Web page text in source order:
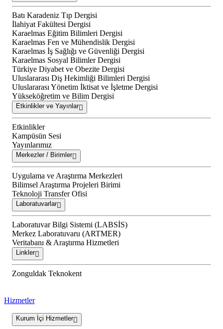
Batı Karadeniz Tıp Dergisi
İlahiyat Fakültesi Dergisi
Karaelmas Eğitim Bilimleri Dergisi
Karaelmas Fen ve Mühendislik Dergisi
Karaelmas İş Sağlığı ve Güvenliği Dergisi
Karaelmas Sosyal Bilimler Dergisi
Türkiye Diyabet ve Obezite Dergisi
Uluslararası Diş Hekimliği Bilimleri Dergisi
Uluslararası Yönetim İktisat ve İşletme Dergisi
Yükseköğretim ve Bilim Dergisi
Etkinlikler ve Yayınlar
Etkinlikler
Kampüsün Sesi
Yayınlarımız
Merkezler / Birimler
Uygulama ve Araştırma Merkezleri
Bilimsel Araştırma Projeleri Birimi
Teknoloji Transfer Ofisi
Laboratuvarlar
Laboratuvar Bilgi Sistemi (LABSİS)
Merkez Laboratuvaru (ARTMER)
Veritabanı & Araştırma Hizmetleri
Linkler
Zonguldak Teknokent
Hizmetler
Kurum İçi Hizmetler